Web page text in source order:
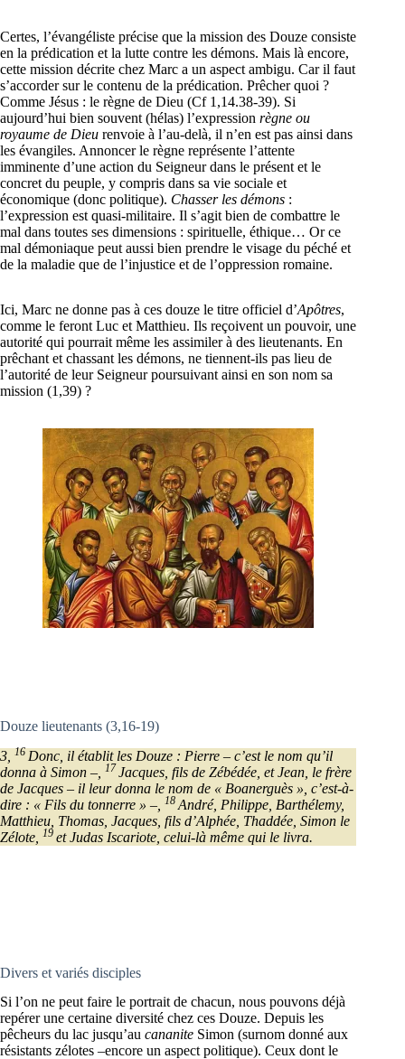
Certes, l’évangéliste précise que la mission des Douze consiste
en la prédication et la lutte contre les démons. Mais là encore,
cette mission décrite chez Marc a un aspect ambigu. Car il faut
s’accorder sur le contenu de la prédication. Prêcher quoi ?
Comme Jésus : le règne de Dieu (Cf 1,14.38-39). Si
aujourd’hui bien souvent (hélas) l’expression règne ou
royaume de Dieu renvoie à l’au-delà, il n’en est pas ainsi dans
les évangiles. Annoncer le règne représente l’attente
imminente d’une action du Seigneur dans le présent et le
concret du peuple, y compris dans sa vie sociale et
économique (donc politique). Chasser les démons :
l’expression est quasi-militaire. Il s’agit bien de combattre le
mal dans toutes ses dimensions : spirituelle, éthique… Or ce
mal démoniaque peut aussi bien prendre le visage du péché et
de la maladie que de l’injustice et de l’oppression romaine.
Ici, Marc ne donne pas à ces douze le titre officiel d’Apôtres,
comme le feront Luc et Matthieu. Ils reçoivent un pouvoir, une
autorité qui pourrait même les assimiler à des lieutenants. En
prêchant et chassant les démons, ne tiennent-ils pas lieu de
l’autorité de leur Seigneur poursuivant ainsi en son nom sa
mission (1,39) ?
Douze lieutenants (3,16-19)
3, 16Donc, il établit les Douze : Pierre – c’est le nom qu’il
donna à Simon –,
17Jacques, fils de Zébédée, et Jean, le frère
de Jacques – il leur donna le nom de « Boanerguès », c’est-à-
dire : « Fils du tonnerre » –,
18 André, Philippe, Barthélemy,
Matthieu, Thomas, Jacques, fils d’Alphée, Thaddée, Simon le
Zélote,
19 et Judas Iscariote, celui-là même qui le livra.
Divers et variés disciples
Si l’on ne peut faire le portrait de chacun, nous pouvons déjà
repérer une certaine diversité chez ces Douze. Depuis les
pêcheurs du lac jusqu’au cananite Simon (surnom donné aux
résistants zélotes –encore un aspect politique). Ceux dont le